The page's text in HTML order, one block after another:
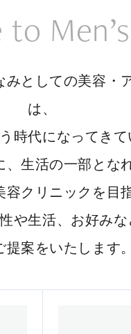
みとしての美容・
は、
時代になってき
、生活の一部とな
容クリニックを目
や生活、お好み
提案をいたします